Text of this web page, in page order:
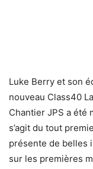
Luke Berry et son
nouveau Class40
Chantier JPS a été
s’agit du tout
présente de belles
sur les premières